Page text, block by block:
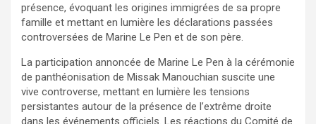
présence, évoquant les origines immigrées de sa propre
famille et mettant en lumière les déclarations passées
controversées de Marine Le Pen et de son père.
La participation annoncée de Marine Le Pen à la cérémonie
de panthéonisation de Missak Manouchian suscite une
vive controverse, mettant en lumière les tensions
persistantes autour de la présence de l’extrême droite
dans les événements officiels. Les réactions du Comité de